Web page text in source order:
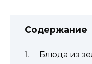
Содержание
Блюда из